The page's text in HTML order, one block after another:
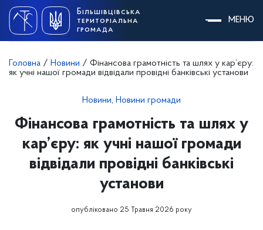
content
Більшівцівська
територіальна
громада
МЕНЮ
Головна / Новини / Фінансова грамотність та шлях у кар’єру:
як учні нашої громади відвідали провідні банківські установи
Новини, Новини громади
Фінансова грамотність та шлях у
кар’єру: як учні нашої громади
відвідали провідні банківські
установи
опубліковано 25 Травня 2026 року